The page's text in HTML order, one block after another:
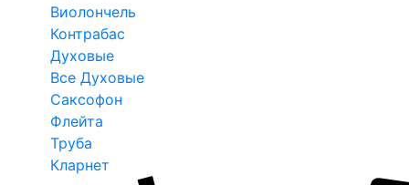
Виолончель
Контрабас
Духовые
Все Духовые
Саксофон
Флейта
Труба
Кларнет